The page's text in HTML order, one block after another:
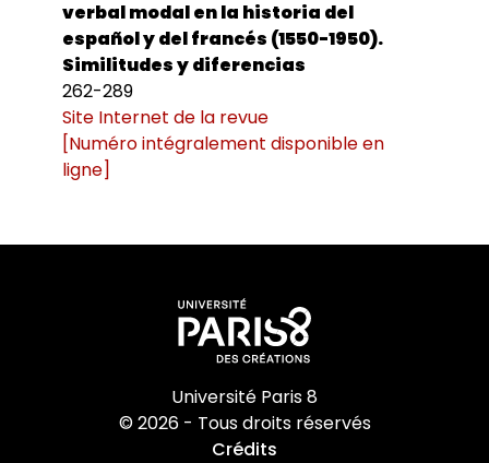
verbal modal en la historia del
español y del francés (1550-1950).
Similitudes y diferencias
262-289
Site Internet de la revue
[Numéro intégralement disponible en
ligne]
Université Paris 8
© 2026 - Tous droits réservés
Crédits